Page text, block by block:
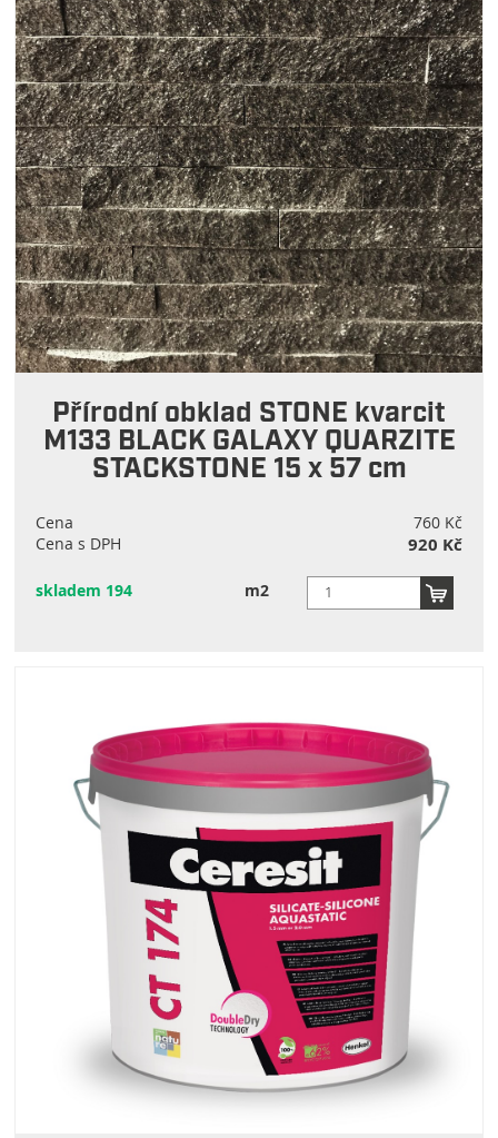
Přírodní obklad STONE kvarcit
M133 BLACK GALAXY QUARZITE
STACKSTONE 15 x 57 cm
Cena
760 Kč
Cena s DPH
920 Kč
skladem 194 m2